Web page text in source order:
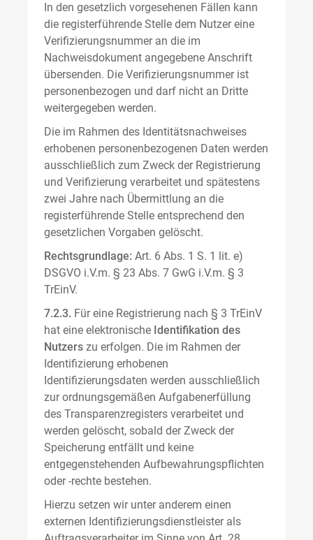
In den gesetzlich vorgesehenen Fällen kann
die registerführende Stelle dem Nutzer eine
Verifizierungsnummer an die im
Nachweisdokument angegebene Anschrift
übersenden. Die Verifizierungsnummer ist
personenbezogen und darf nicht an Dritte
weitergegeben werden.
Die im Rahmen des Identitätsnachweises
erhobenen personenbezogenen Daten werden
ausschließlich zum Zweck der Registrierung
und Verifizierung verarbeitet und spätestens
zwei Jahre nach Übermittlung an die
registerführende Stelle entsprechend den
gesetzlichen Vorgaben gelöscht.
Rechtsgrundlage: Art. 6 Abs. 1 S. 1 lit. e)
DSGVO i.V.m. § 23 Abs. 7 GwG i.V.m. § 3
TrEinV.
7.2.3. Für eine Registrierung nach § 3 TrEinV
hat eine elektronische Identifikation des
Nutzers zu erfolgen. Die im Rahmen der
Identifizierung erhobenen
Identifizierungsdaten werden ausschließlich
zur ordnungsgemäßen Aufgabenerfüllung
des Transparenzregisters verarbeitet und
werden gelöscht, sobald der Zweck der
Speicherung entfällt und keine
entgegenstehenden Aufbewahrungspflichten
oder -rechte bestehen.
Hierzu setzen wir unter anderem einen
externen Identifizierungsdienstleister als